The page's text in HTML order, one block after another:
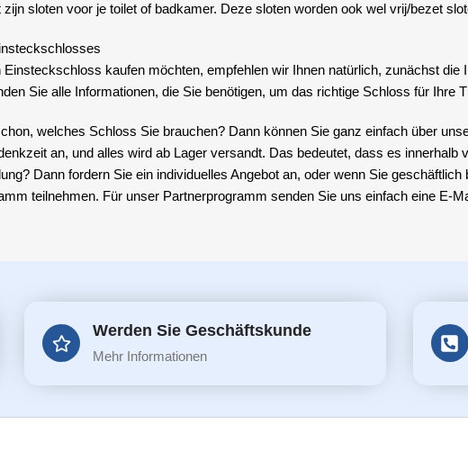
sloten voor je toilet of badkamer. Deze sloten worden ook wel vrij/bezet
Einsteckschloss kaufen möchten, empfehlen wir Ihnen natürlich, zunächst
Sie alle Informationen, die Sie benötigen, um das richtige Schloss für Ihre
welches Schloss Sie brauchen? Dann können Sie ganz einfach über
an, und alles wird ab Lager versandt. Das bedeutet, dass es innerhalb
Dann fordern Sie ein individuelles Angebot an, oder wenn Sie
teilnehmen. Für unser Partnerprogramm senden Sie uns einfach eine E-
Werden Sie Geschäftskunde
Mehr Informationen